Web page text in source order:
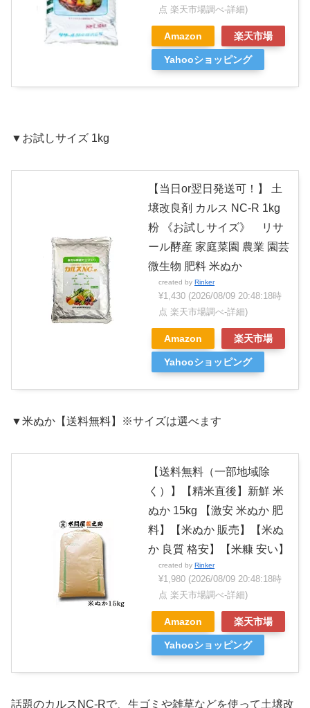
点 楽天市場調べ-詳細)
Amazon 楽天市場
Yahooショッピング
▼お試しサイズ 1kg
【当日or翌日発送可！】 土
壌改良剤 カルス NC-R 1kg
粉 《お試しサイズ》 リサ
ール酵産 家庭菜園 農業 園芸
微生物 肥料 米ぬか
created by Rinker
¥1,430 (2026/08/09 20:48:18時
点 楽天市場調べ-詳細)
Amazon 楽天市場
Yahooショッピング
▼米ぬか【送料無料】※サイズは選べます
【送料無料（一部地域除
く）】【精米直後】新鮮 米
ぬか 15kg 【激安 米ぬか 肥
料】【米ぬか 販売】【米ぬ
か 良質 格安】【米糠 安い】
created by Rinker
¥1,980 (2026/08/09 20:48:18時
点 楽天市場調べ-詳細)
Amazon 楽天市場
Yahooショッピング
話題のカルスNC-Rで、生ゴミや雑草などを使って土壌改